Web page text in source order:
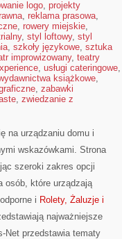
logo, projekty
, reklama prasowa,
, rowery miejskie,
, styl loftowy, styl
, szkoły językowe, sztuka
improwizowany, teatry
, usługi cateringowe,
książkowe,
, zabawki
, zwiedzanie z
na urządzaniu domu i
wskazówkami. Strona
szeroki zakres opcji
osób, które urządzają
i Rolety, Żaluzje i
najważniejsze
Net przedstawia tematy